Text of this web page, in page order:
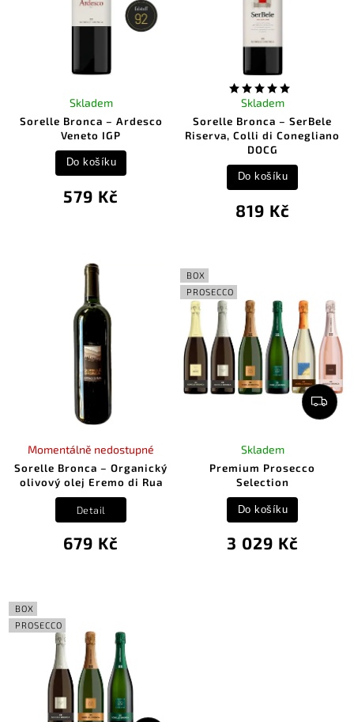
Sorelle Bronca – Ardesco
Veneto IGP
Skladem
579 Kč
Do košíku
Sorelle Bronca – SerBele
Riserva, Colli di Conegliano
DOCG
Skladem
819 Kč
Do košíku
Sorelle Bronca – Organický
olivový olej Eremo di Rua
Momentálně nedostupné
679 Kč
Detail
BOX
PROSECCO
Premium Prosecco
Selection
Skladem
3 029 Kč
Do košíku
BOX
PROSECCO